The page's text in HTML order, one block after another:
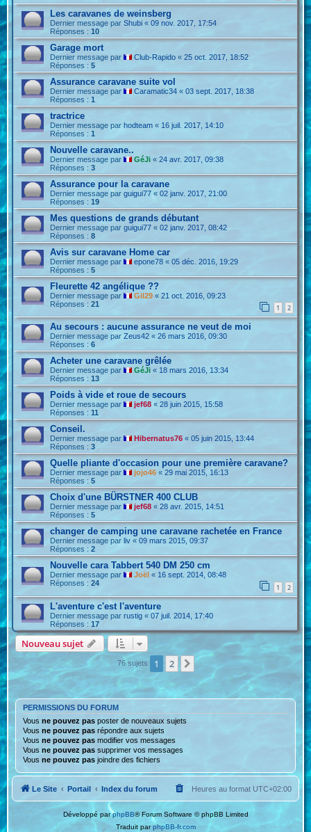
Les caravanes de weinsberg
Dernier message parShubi «09 nov. 2017, 17:54
Réponses :10
Garage mort
Dernier message par Club-Rapido «25 oct. 2017, 18:52
Réponses :5
Assurance caravane suite vol
Dernier message par Caramatic34 «03 sept. 2017, 18:38
Réponses :1
tractrice
Dernier message parhodteam « 16 juil. 2017, 14:10
Réponses :1
Nouvelle caravane..
Dernier message par GéJi «24 avr. 2017, 09:38
Réponses :3
Assurance pour la caravane
Dernier message parguigui77 «02 janv. 2017, 21:00
Réponses :19
Mes questions de grands débutant
Dernier message parguigui77 «02 janv. 2017, 08:42
Réponses :8
Avis sur caravane Home car
Dernier message par epone78 «05 déc. 2016, 19:29
Réponses :5
Fleurette 42 angélique ??
Dernier message par Gil29 «21 oct. 2016, 09:23
Réponses :21 1 2
Au secours : aucune assurance ne veut de moi
Dernier message parZeus42 «26 mars 2016, 09:30
Réponses :6
Acheter une caravane grêlée
Dernier message par GéJi « 18 mars 2016, 13:34
Réponses :13
Poids à vide et roue de secours
Dernier message par jef68 «28 juin 2015, 15:58
Réponses :11
Conseil.
Dernier message par Hibernatus76 «05 juin 2015, 13:44
Réponses :3
Quelle pliante d'occasion pour une première caravane?
Dernier message par jojo46 «29 mai 2015, 16:13
Réponses :5
Choix d'une BÜRSTNER 400 CLUB
Dernier message par jef68 «28 avr. 2015, 14:51
Réponses :5
changer de camping une caravane rachetée en France
Dernier message par liv «09 mars 2015, 09:37
Réponses :2
Nouvelle cara Tabbert 540 DM 250 cm
Dernier message par Joël « 16 sept. 2014, 08:48
Réponses :24 1 2
L'aventure c'est l'aventure
Dernier message parrustig «07 juil. 2014, 17:40
Réponses :17
Nouveau sujet
76 sujets 1 2 Suivante
PERMISSIONS DU FORUM
Vousne pouvez pas poster de nouveaux sujets
Vousne pouvez pas répondre aux sujets
Vousne pouvez pas modifier vos messages
Vousne pouvez pas supprimer vos messages
Vousne pouvez pas joindre des fichiers
Le Site Portail Index du forum Heures au format UTC+02:00
Développé parphpBB® Forum Software © phpBB Limited
Traduit parphpBB-fr.com